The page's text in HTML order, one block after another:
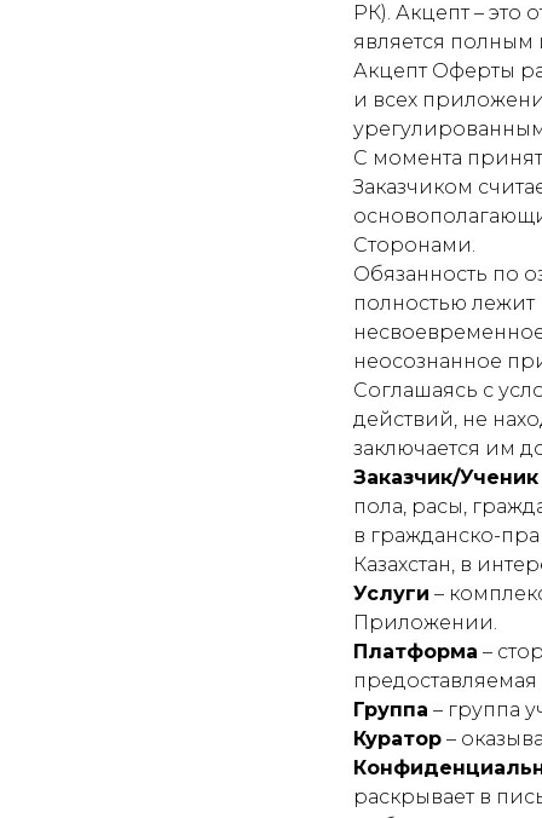
РК). Акцепт – это
является
Акцепт Оферты
и всех
С момента
Заказчиком
Сторонами.
Обязанность по
полностью лежит
неосознанное
Соглашаясь с
действий, не
заключается им
Заказчик/Ученик
пола, расы,
в гражданско-
Казахстан, в
Услуги –
Приложении.
Платформа –
Группа – группа
Куратор –
раскрывает в